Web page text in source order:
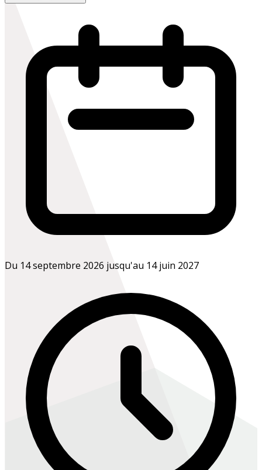
Du 14 septembre 2026 jusqu'au 14 juin 2027